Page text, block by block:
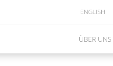
ENGLISH
ÜBER UNS